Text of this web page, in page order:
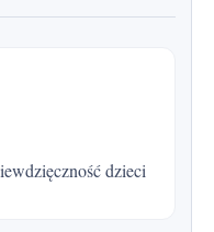
dzieci